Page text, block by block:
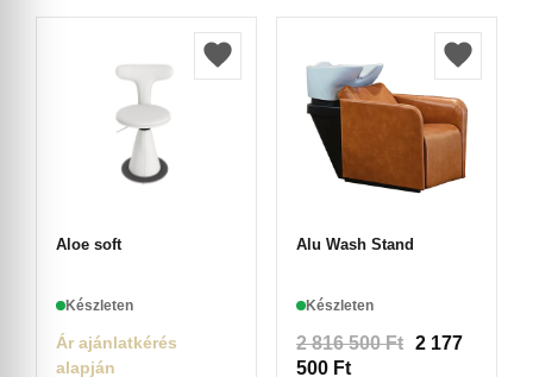
Aloe soft
Készleten
Ár ajánlatkérés
alapján
Alu Wash Stand
Készleten
2 816 500Ft 2 177
500 Ft